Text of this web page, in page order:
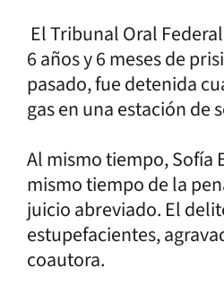
El Tribunal Oral
6 años y 6 meses de
pasado, fue detenida
gas en una estación de
Al mismo tiempo, Sofía
mismo tiempo de la
juicio abreviado. El
estupefacientes,
coautora.